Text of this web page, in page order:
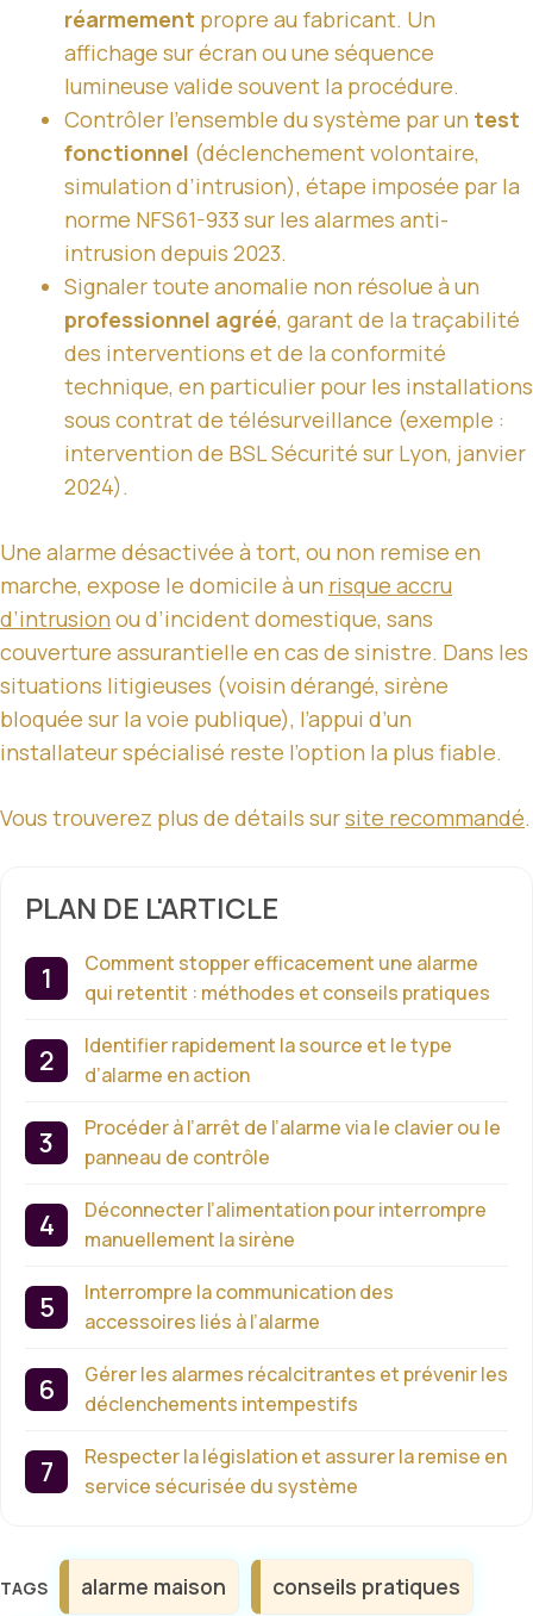
réarmement propre au fabricant. Un
affichage sur écran ou une séquence
lumineuse valide souvent la procédure.
Contrôler l’ensemble du système par un test
fonctionnel (déclenchement volontaire,
simulation d’intrusion), étape imposée par la
norme NFS61-933 sur les alarmes anti-
intrusion depuis 2023.
Signaler toute anomalie non résolue à un
professionnel agréé, garant de la traçabilité
des interventions et de la conformité
technique, en particulier pour les installations
sous contrat de télésurveillance (exemple :
intervention de BSL Sécurité sur Lyon, janvier
2024).
Une alarme désactivée à tort, ou non remise en
marche, expose le domicile à un risque accru
d’intrusion ou d’incident domestique, sans
couverture assurantielle en cas de sinistre. Dans les
situations litigieuses (voisin dérangé, sirène
bloquée sur la voie publique), l’appui d’un
installateur spécialisé reste l’option la plus fiable.
Vous trouverez plus de détails sursite recommandé.
PLAN DE L'ARTICLE
Comment stopper efficacement une alarme
qui retentit : méthodes et conseils pratiques
Identifier rapidement la source et le type
d’alarme en action
Procéder à l’arrêt de l’alarme via le clavier ou le
panneau de contrôle
Déconnecter l’alimentation pour interrompre
manuellement la sirène
Interrompre la communication des
accessoires liés à l’alarme
Gérer les alarmes récalcitrantes et prévenir les
déclenchements intempestifs
Respecter la législation et assurer la remise en
service sécurisée du système
Étiquettes
alarme maison conseils pratiques